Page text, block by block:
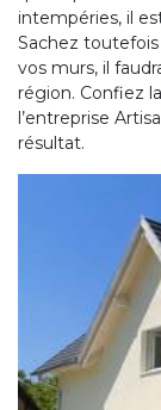
intempéries, il
Sachez
vos murs, il
région. Confiez
l’entreprise
résultat.